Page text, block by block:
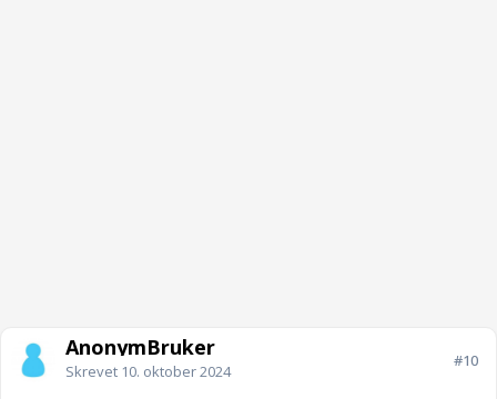
AnonymBruker
Skrevet 10. oktober 2024
#10